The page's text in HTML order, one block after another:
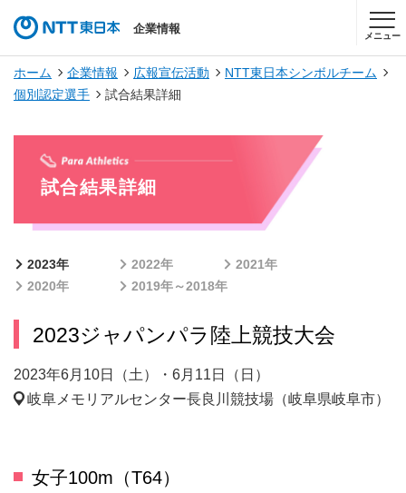
企業情報
メニュー
ホーム 企業情報 広報宣伝活動
NTT東日本シンボルチーム
個別認定選手
試合結果詳細
試合結果詳細
2023年 2022年
2021年
2020年
2019年～2018年
2023ジャパンパラ陸上競技大会
2023年6月10日（土）・6月11日（日）
岐阜メモリアルセンター長良川競技場（岐阜県岐阜市）
女子100m（T64）